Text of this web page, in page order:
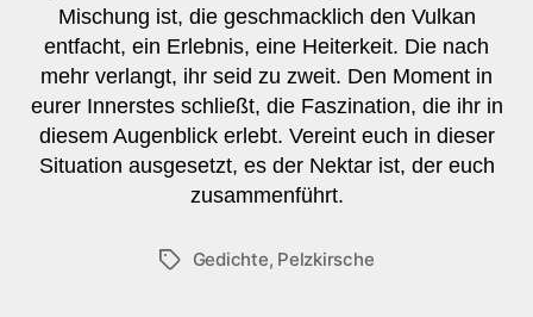
Mischung ist, die geschmacklich den Vulkan
entfacht, ein Erlebnis, eine Heiterkeit. Die nach
mehr verlangt, ihr seid zu zweit. Den Moment in
eurer Innerstes schließt, die Faszination, die ihr in
diesem Augenblick erlebt. Vereint euch in dieser
Situation ausgesetzt, es der Nektar ist, der euch
zusammenführt.
Schlagwörter
Gedichte, Pelzkirsche